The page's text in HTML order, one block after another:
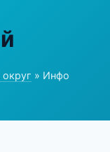
» Инфо